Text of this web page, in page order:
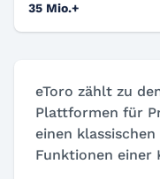
35 Mio.+
eToro zählt zu
Plattformen für
einen
Funktionen einer